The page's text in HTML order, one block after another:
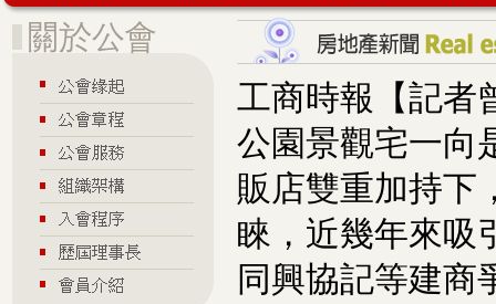
服務團隊 最新訊息
工商時報【記
公園景觀宅一向
販店雙重加持下
睞，近幾年來吸
同興協記等建商